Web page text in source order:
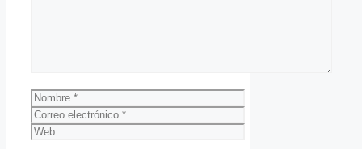
Nombre
Correo
electrónico
Web